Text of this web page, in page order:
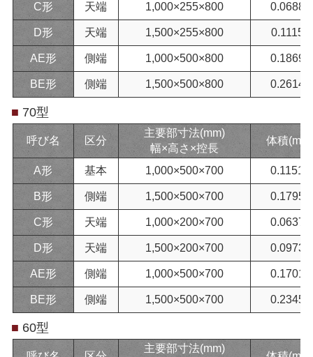
C形 天端 1,000×255×800 0.0688
D形 天端 1,500×255×800 0.1115
AE形 側端 1,000×500×800 0.1869
BE形 側端 1,500×500×800 0.2614
■ 70型
呼び名 区分
主要部寸法(mm)
幅×高さ×控長
体積(m³)
A形 基本 1,000×500×700 0.1151
B形 側端 1,500×500×700 0.1795
C形 天端 1,000×200×700 0.0637
D形 天端 1,500×200×700 0.0973
AE形 側端 1,000×500×700 0.1701
BE形 側端 1,500×500×700 0.2345
■ 60型
主要部寸法(mm)